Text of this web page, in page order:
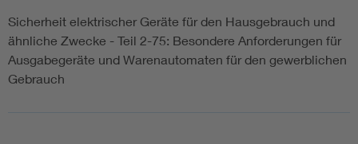
Sicherheit elektrischer Geräte für den Hausgebrauch und
ähnliche Zwecke - Teil 2-75: Besondere Anforderungen für
Ausgabegeräte und Warenautomaten für den gewerblichen
Gebrauch